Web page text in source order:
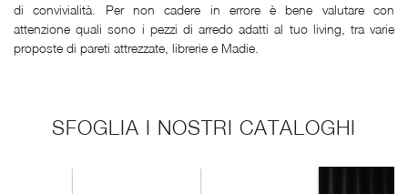
di convivialità. Per non cadere in errore è bene valutare con
attenzione quali sono i pezzi di arredo adatti al tuo living, tra varie
proposte di pareti attrezzate, librerie e Madie.
SFOGLIA I NOSTRI CATALOGHI